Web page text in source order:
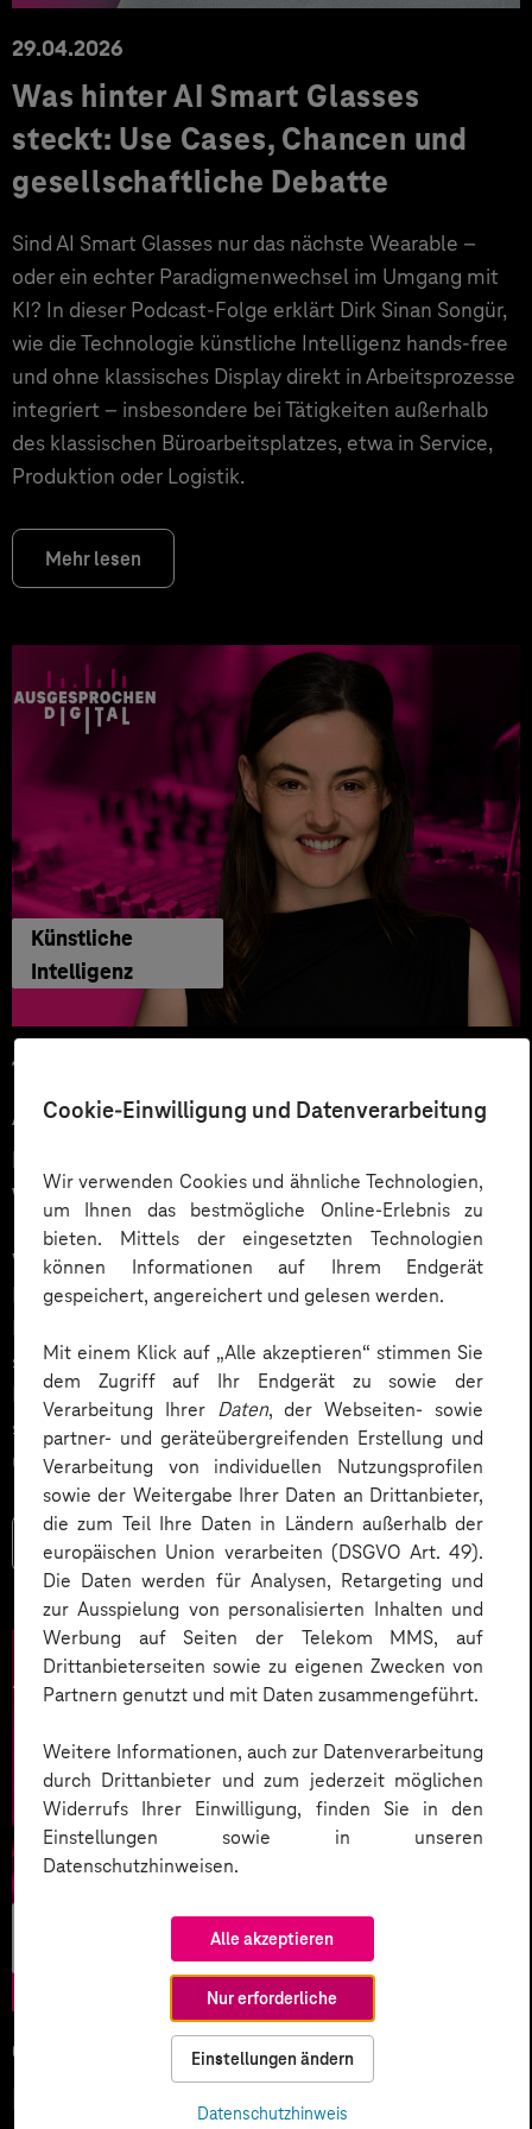
Cookie-Einwilligung und Datenverarbeitung
Wir verwenden Cookies und ähnliche Technologien,
um Ihnen das bestmögliche Online-Erlebnis zu
bieten. Mittels der eingesetzten Technologien
können Informationen auf Ihrem Endgerät
gespeichert, angereichert und gelesen werden.
Mit einem Klick auf „Alle akzeptieren“ stimmen Sie
dem Zugriff auf Ihr Endgerät zu sowie der
Verarbeitung Ihrer Daten, der Webseiten- sowie
partner- und geräteübergreifenden Erstellung und
Verarbeitung von individuellen Nutzungsprofilen
sowie der Weitergabe Ihrer Daten an Drittanbieter,
die zum Teil Ihre Daten in Ländern außerhalb der
europäischen Union verarbeiten (DSGVO Art. 49).
Die Daten werden für Analysen, Retargeting und
zur Ausspielung von personalisierten Inhalten und
Werbung auf Seiten der Telekom MMS, auf
Drittanbieterseiten sowie zu eigenen Zwecken von
Partnern genutzt und mit Daten zusammengeführt.
Weitere Informationen, auch zur Datenverarbeitung
durch Drittanbieter und zum jederzeit möglichen
Widerrufs Ihrer Einwilligung, finden Sie in den
Einstellungen sowie in unseren
Datenschutzhinweisen.
Alle akzeptieren
Nur erforderliche
Einstellungen ändern
Datenschutzhinweis
29.04.2026
Was hinter AI Smart Glasses
steckt: Use Cases, Chancen und
gesellschaftliche Debatte
Sind AI Smart Glasses nur das nächste Wearable –
oder ein echter Paradigmenwechsel im Umgang mit
KI? In dieser Podcast-Folge erklärt Dirk Sinan Songür,
wie die Technologie künstliche Intelligenz hands-free
und ohne klassisches Display direkt in Arbeitsprozesse
integriert – insbesondere bei Tätigkeiten außerhalb
des klassischen Büroarbeitsplatzes, etwa in Service,
Produktion oder Logistik.
Mehr lesen
Künstliche
Intelligenz
12.03.2026
Automatisiert gedacht,
menschlich gewünscht: Die
Wahrheit über KI im Kundendialog
Wie gelingt Conversational AI wirklich – jenseits von
Hype und „Magic Button“? Im Podcast erklärt Dr.
Laura Dreessen, warum erfolgreiche KI‑Dialogsysteme
strategische Beratung, gutes UX‑Design, klare
Prozesse und realistische Erwartungen brauchen. Ein
spannender Blick auf das Zusammenspiel von Mensch
und KI.
Mehr lesen
05.02.2026
KI-Wettlauf 2026: Innovationen,